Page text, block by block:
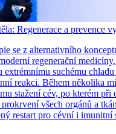
Regenerace a prevence
se z alternativního
regenerační
extrémnímu suchému
reakci. Během několika
stažení cév, po kterém při
všech orgánů a
restart pro cévní i imunitní